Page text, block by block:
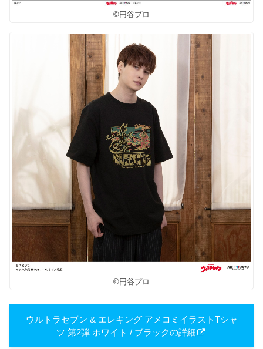
©円谷プロ
©円谷プロ
ウルトラセブン & エレキング アメコミイラストTシャ
ツ 第2弾 ホワイト / ブラックの詳細